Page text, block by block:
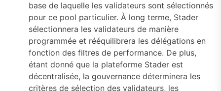
base de laquelle les validateurs sont sélectionnés
pour ce pool particulier. À long terme, Stader
sélectionnera les validateurs de manière
programmée et rééquilibrera les délégations en
fonction des filtres de performance. De plus,
étant donné que la plateforme Stader est
décentralisée, la gouvernance déterminera les
critères de sélection des validateurs, les